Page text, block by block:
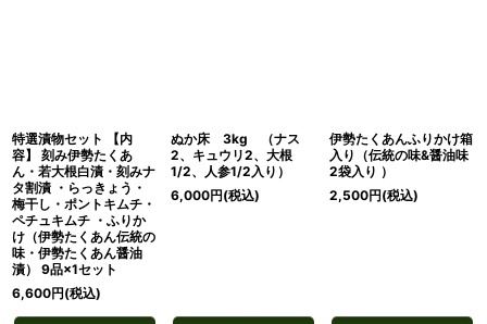
特選漬物セット 【内
容】 刻み伊勢たくあ
ん・若大根白漬・刻みナ
タ割漬 ・らっきょう・
梅干し・ポントキムチ・
ペチュキムチ ・ふりか
け（伊勢たくあん伝統の
味・伊勢たくあん醤油
漬） 9品×1セット
6,600円(税込)
ぬか床 3kg （ナス
2、キュウリ2、大根
1/2、人参1/2入り）
6,000円(税込)
伊勢たくあんふりかけ箱
入り（伝統の味&醤油味
2袋入り ）
2,500円(税込)